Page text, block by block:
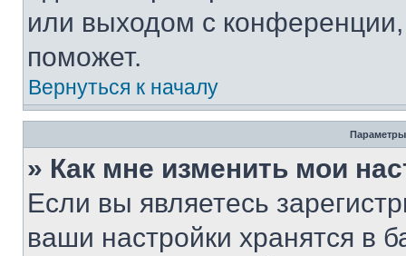
или выходом с
поможет.
Вернуться к началу
Параметры
» Как мне изменить мои
Если вы являетесь
ваши настройки хранятся в